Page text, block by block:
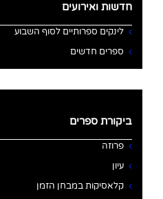
חדשות ואירועים
לינקים ספרותיים לסוף השבוע
ספרים חדשים
ביקורת ספרים
פרוזה
עיון
קלאסיקות במבחן הזמן